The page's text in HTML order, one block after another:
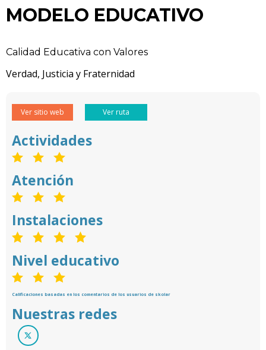
MODELO EDUCATIVO
Calidad Educativa con Valores
Verdad, Justicia y Fraternidad
Ver sitio web Ver ruta
Actividades
Atención
Instalaciones
Nivel educativo
Calificaciones basadas en los comentarios de los usuarios de skolar
Nuestras redes